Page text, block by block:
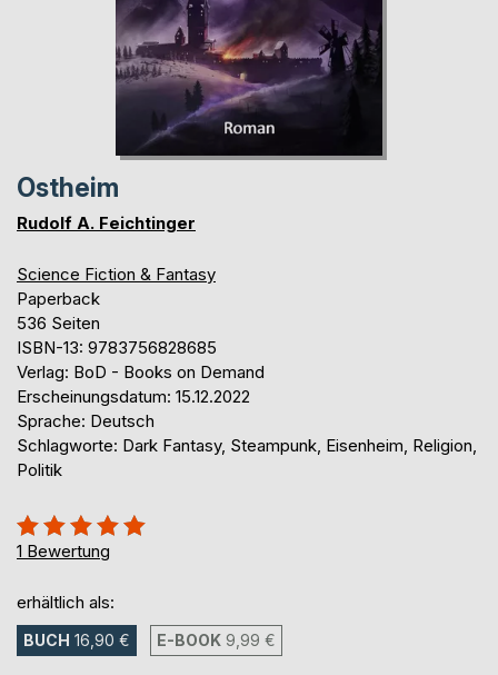
Ostheim
Rudolf A. Feichtinger
Science Fiction & Fantasy
Paperback
536 Seiten
ISBN-13: 9783756828685
Verlag: BoD - Books on Demand
Erscheinungsdatum: 15.12.2022
Sprache: Deutsch
Schlagworte: Dark Fantasy, Steampunk, Eisenheim, Religion,
Politik
Bewertung::
100%
1 Bewertung
erhältlich als:
BUCH 16,90 € E-BOOK 9,99 €